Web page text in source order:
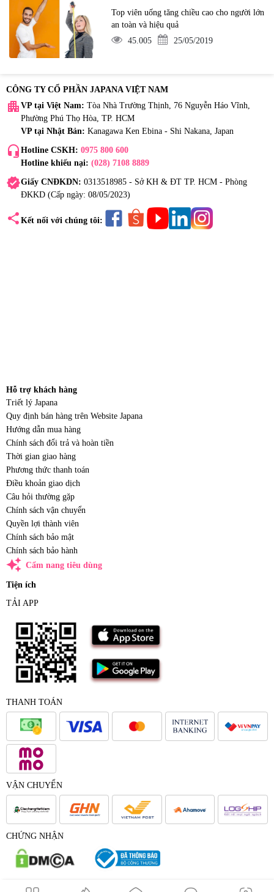
Top viên uống tăng chiều cao cho người lớn
an toàn và hiệu quả
45.005
25/05/2019
CÔNG TY CỔ PHẦN JAPANA VIỆT NAM
apartment VP tại Việt Nam: Tòa Nhà Trường Thịnh, 76 Nguyễn Háo Vĩnh,
Phường Phú Thọ Hòa, TP. HCM
VP tại Nhật Bản: Kanagawa Ken Ebina - Shi Nakana, Japan
headset_mic Hotline CSKH: 0975 800 600
Hotline khiếu nại: (028) 7108 8889
verifiedGiấy CNĐKDN: 0313518985 - Sở KH & ĐT TP. HCM - Phòng
ĐKKD (Cấp ngày: 08/05/2023)
share Kết nối với chúng tôi:
Hỗ trợ khách hàng
Triết lý Japana
Quy định bán hàng trên Website Japana
Hướng dẫn mua hàng
Chính sách đổi trả và hoàn tiền
Thời gian giao hàng
Phương thức thanh toán
Điều khoản giao dịch
Câu hỏi thường gặp
Chính sách vận chuyển
Quyền lợi thành viên
Chính sách bảo mật
Chính sách bảo hành
auto_awesome Cẩm nang tiêu dùng
Tiện ích
TẢI APP
THANH TOÁN
VẬN CHUYỂN
CHỨNG NHẬN